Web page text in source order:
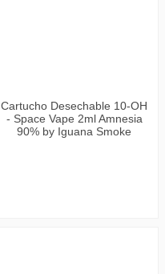
Cartucho Desechable 10-OH
- Space Vape 2ml Amnesia
90% by Iguana Smoke